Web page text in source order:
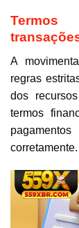
A
regras
dos
termos
corretamente.